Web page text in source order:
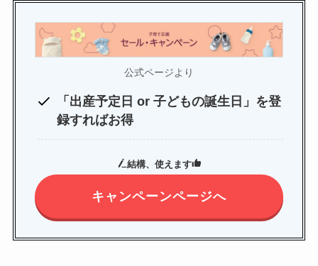
公式ページより
「出産予定日 or 子どもの誕生日」を登
録すればお得
結構、使えます
キャンペーンページへ